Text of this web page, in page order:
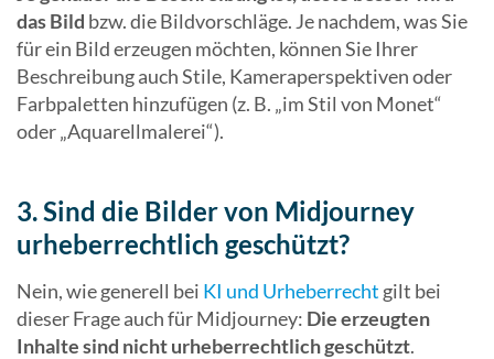
das Bild bzw. die Bildvorschläge. Je nachdem, was Sie
für ein Bild erzeugen möchten, können Sie Ihrer
Beschreibung auch Stile, Kameraperspektiven oder
Farbpaletten hinzufügen (z. B. „im Stil von Monet“
oder „Aquarellmalerei“).
3. Sind die Bilder von Midjourney
urheberrechtlich geschützt?
Nein, wie generell bei KI und Urheberrecht gilt bei
dieser Frage auch für Midjourney: Die erzeugten
Inhalte sind nicht urheberrechtlich geschützt.